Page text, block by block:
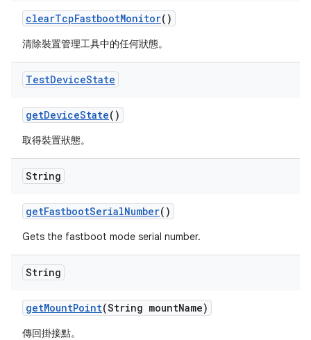
clearTcpFastbootMonitor()
清除裝置管理工具中的任何狀態。
TestDeviceState
getDeviceState()
取得裝置狀態。
String
getFastbootSerialNumber()
Gets the fastboot mode serial number.
String
getMountPoint(String mountName)
傳回掛接點。